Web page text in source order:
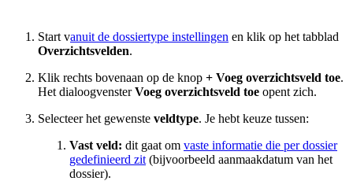
Start vanuit de dossiertype instellingen en klik op het tabblad
Overzichtsvelden.
Klik rechts bovenaan op de knop + Voeg overzichtsveld toe.
Het dialoogvensterVoeg overzichtsveld toe opent zich.
Selecteer het gewenste veldtype. Je hebt keuze tussen:
Vast veld: dit gaat om vaste informatie die per dossier
gedefinieerd zit (bijvoorbeeld aanmaakdatum van het
dossier).